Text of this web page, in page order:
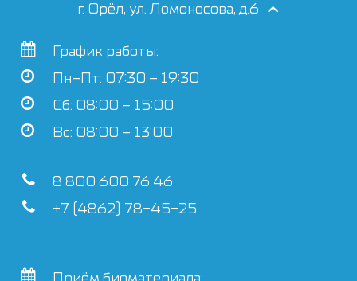
г. Орёл, ул. Ломоносова, д.6
График работы:
Пн–Пт: 07:30 – 19:30
Сб: 08:00 – 15:00
Вс: 08:00 – 13:00
8 800 600 76 46
+7 (4862) 78-45-25